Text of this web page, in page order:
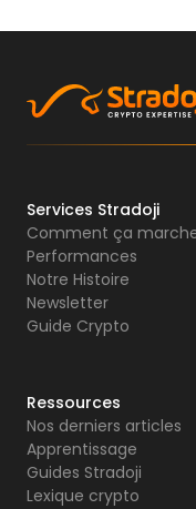
Services Stradoji
Comment ça
Performances
Notre Histoire
Newsletter
Guide Crypto
Ressources
Nos derniers articles
Apprentissage
Guides Stradoji
Lexique crypto